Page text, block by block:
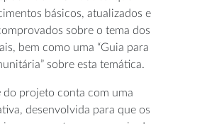
básicos, atualizados e
sobre o tema dos
bem como uma “Guia para
sobre esta temática.
do projeto conta com uma
desenvolvida para que os